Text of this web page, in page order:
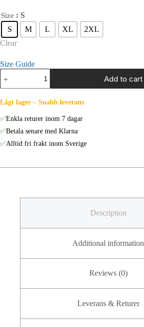
Size : S
S
M L XL
2XL
Clear
Size Guide
The
First
Beer
in
Sendagaya
Unisex
T-
Shirt
(BACK
quantity
Add to cart
Lågt lager – Snabb leverans
✅Enkla returer inom 7 dagar
✅Betala senare med Klarna
✅Alltid fri frakt inom Sverige
Description
Additional information
Reviews (0)
Leverans & Returer